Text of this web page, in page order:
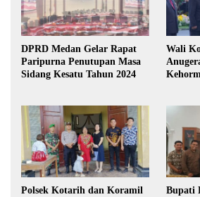
DPRD Medan Gelar Rapat
Paripurna Penutupan Masa
Sidang Kesatu Tahun 2024
Wali
Polsek Kotarih dan Koramil
Bupati